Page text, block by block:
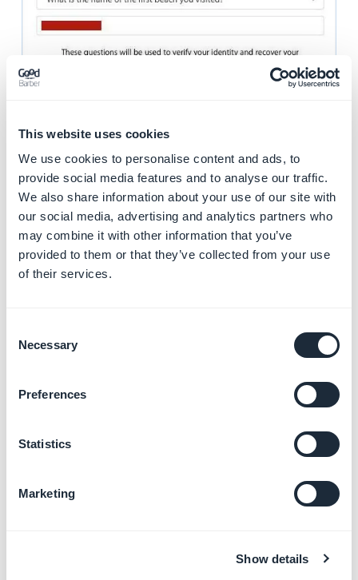
This website uses cookies
We use cookies to personalise content and ads, to
provide social media features and to analyse our traffic.
We also share information about your use of our site with
our social media, advertising and analytics partners who
may combine it with other information that you’ve
provided to them or that they’ve collected from your use
of their services.
Selection
Necessary
Preferences
Statistics
Marketing
Show details
vérification pour le valider.
utilisez donc l'email et le mot de passe de l'AppleID